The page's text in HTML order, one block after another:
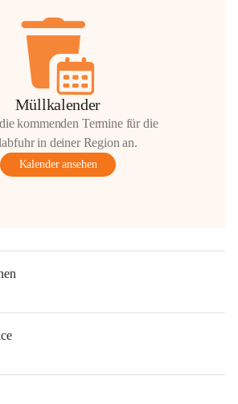
Müllkalender
kommenden Termine für die
in deiner Region an.
Kalender ansehen